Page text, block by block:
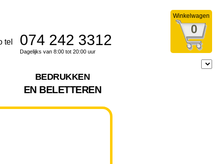
Winkelwagen
0
074 242 3312
Dagelijks van 8:00 tot 20:00 uur
BEDRUKKEN
EN BELETTEREN